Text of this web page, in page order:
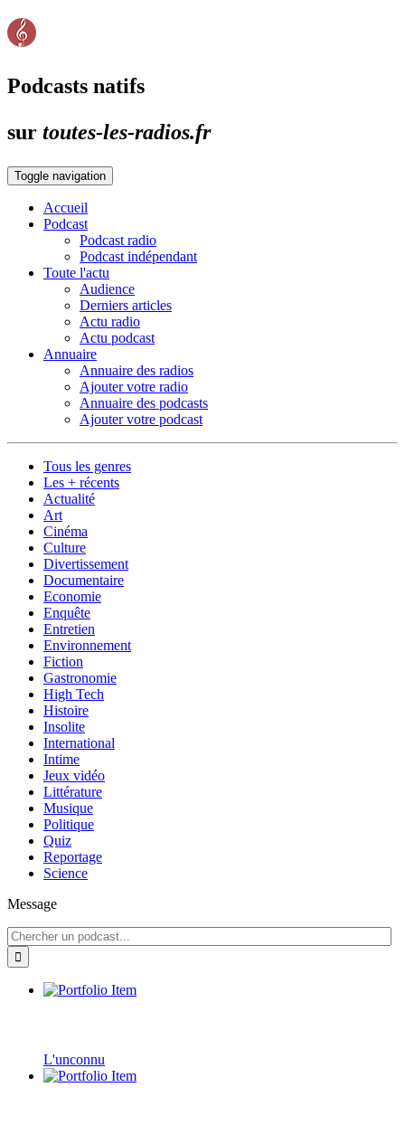
Podcasts natifs
sur toutes-les-radios.fr
Toggle navigation
Accueil
Podcast
Podcast radio
Podcast indépendant
Toute l'actu
Audience
Derniers articles
Actu radio
Actu podcast
Annuaire
Annuaire des radios
Ajouter votre radio
Annuaire des podcasts
Ajouter votre podcast
Tous les genres
Les + récents
Actualité
Art
Cinéma
Culture
Divertissement
Documentaire
Economie
Enquête
Entretien
Environnement
Fiction
Gastronomie
High Tech
Histoire
Insolite
International
Intime
Jeux vidéo
Littérature
Musique
Politique
Quiz
Reportage
Science
Message
L'unconnu